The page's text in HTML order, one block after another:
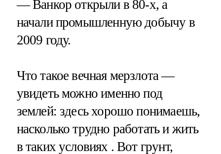
— Ванкор открыли в 80-х, а
начали промышленную добычу в
2009 году.
Что такое вечная мерзлота —
увидеть можно именно под
землей: здесь хорошо понимаешь,
насколько трудно работать и жить
в таких условиях . Вот грунт,